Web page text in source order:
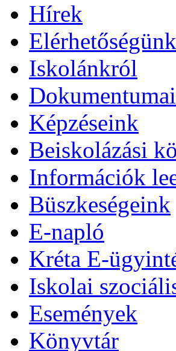
Hírek
Elérhetőségünk
Iskolánkról
Képzéseink
Beiskolázási
Információk
Büszkeségeink
E-napló
Kréta E-
Iskolai
Események
Könyvtár